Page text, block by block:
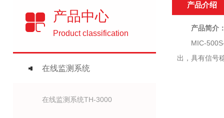
产品中心
Product classification
在线监测系统
在线监测系统TH-3000
产品介绍
产品简介
MIC-500S-
出，具有信号